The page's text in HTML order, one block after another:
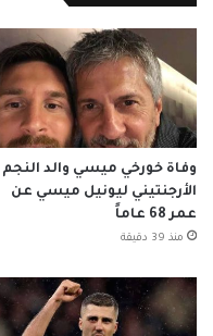
وفاة خورخي ميسي والد النجم
الأرجنتيني ليونيل ميسي عن
عمر 68 عاماً
منذ 39 دقيقة